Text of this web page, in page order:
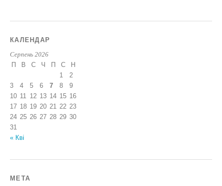
КАЛЕНДАР
Серпень 2026
П В С Ч П С Н
« Кві
1
2
3
4 5 6 7 8
9
10 11 12 13 14 15 16
17 18 19 20 21 22 23
24 25 26 27 28 29 30
31
МЕТА